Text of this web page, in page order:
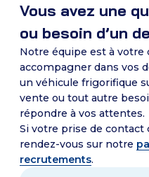
Vous avez une
ou besoin d’un
Notre équipe est à votre
accompagner dans vos
un véhicule frigorifique
vente ou tout autre
répondre à vos attentes.
Si votre prise de contact
rendez-vous sur notre
recrutements.